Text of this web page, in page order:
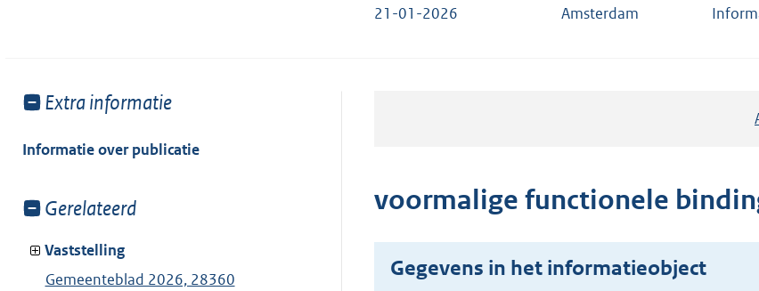
21-01-2026 Amsterdam
Toon
van:
Extra informatie
Informatie over publicatie
Toon
van:
Gerelateerd
Vaststelling
Gemeenteblad 2026, 28360
voormalige functionele
Gegevens in het informatieobject